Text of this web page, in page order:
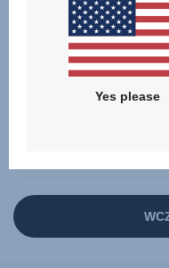
Yes please